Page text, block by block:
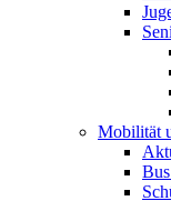
Mobilität